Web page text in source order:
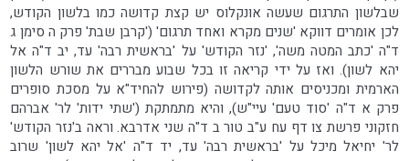
שבלשון התרגום שעשה אונקלוס יש קצת קדושה כמו בלשון הקודש,
לכן אומרים דווקא 'שנים מקרא ואחד תרגום' ('קרבן שבת' פרק ה סימן ג
ד"ה 'כתב המטה משה', 'נזר הקודש' על 'בראשית רבה' עד, יב ד"ה אל
יהא לשון). ואז על ידי קריאה זו בכל שבוע מבררים את שורש הלשון
הארמית ומכניסים אותה לקדושה (פירוש להחיד"א על מסכת סופרים
פרק א ד"ה 'סוד טעם' עיי"ש), והיא מתמתקת ('שתי ידות' לר' אברהם
חזקוני פרשת צו דף עח ע"ב טור ב ד"ה שני אדרבא. וראה ב'נזר הקודש'
לר' יחיאל מיכל על 'בראשית רבה' עד, יד ד"ה 'אל יהא לשון' שרוב